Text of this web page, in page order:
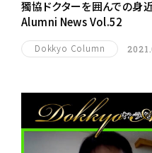
獨協ドクターを囲んでの
Alumni News Vol.52
Dokkyo Column